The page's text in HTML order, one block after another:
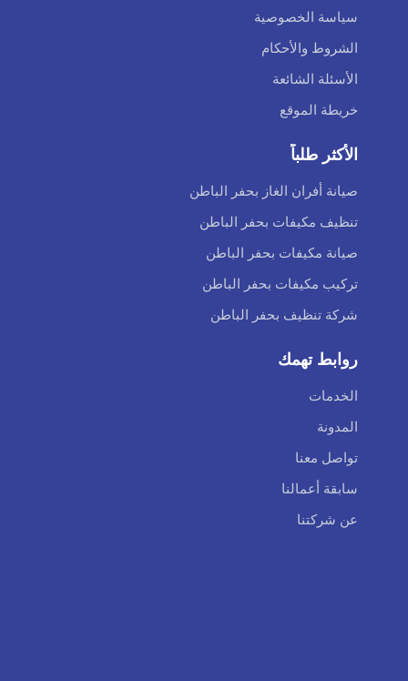
سياسة الخصوصية
الشروط والأحكام
الأسئلة الشائعة
خريطة الموقع
الأكثر طلباً
صيانة أفران الغاز بحفر الباطن
تنظيف مكيفات بحفر الباطن
صيانة مكيفات بحفر الباطن
تركيب مكيفات بحفر الباطن
شركة تنظيف بحفر الباطن
روابط تهمك
الخدمات
المدونة
تواصل معنا
سابقة أعمالنا
عن شركتنا